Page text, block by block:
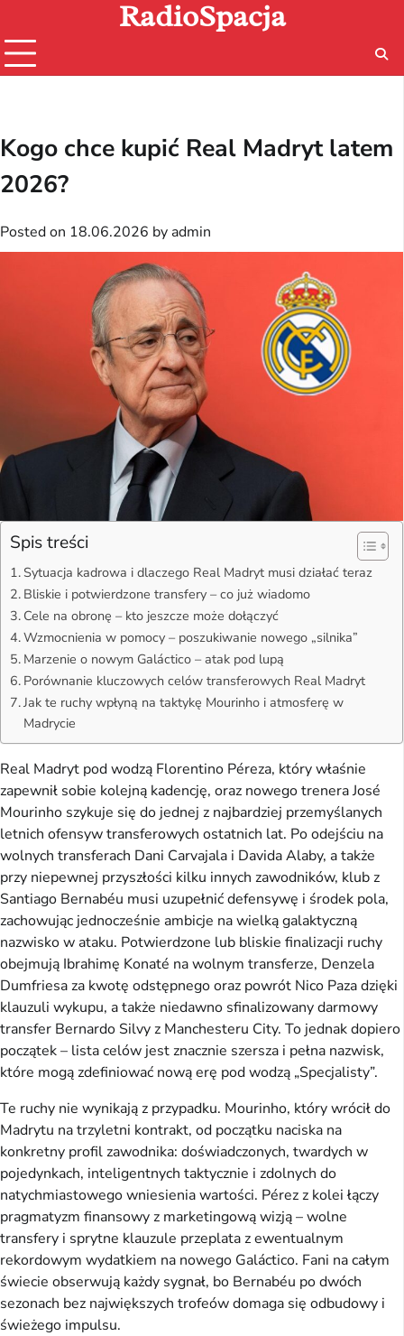
content
RadioSpacja
Kogo chce kupić Real Madryt latem
2026?
Posted on 18.06.2026 by admin
Spis treści
Sytuacja kadrowa i dlaczego Real Madryt musi działać teraz
Bliskie i potwierdzone transfery – co już wiadomo
Cele na obronę – kto jeszcze może dołączyć
Wzmocnienia w pomocy – poszukiwanie nowego „silnika”
Marzenie o nowym Galáctico – atak pod lupą
Porównanie kluczowych celów transferowych Real Madryt
Jak te ruchy wpłyną na taktykę Mourinho i atmosferę w
Madrycie
Real Madryt pod wodzą Florentino Péreza, który właśnie
zapewnił sobie kolejną kadencję, oraz nowego trenera José
Mourinho szykuje się do jednej z najbardziej przemyślanych
letnich ofensyw transferowych ostatnich lat. Po odejściu na
wolnych transferach Dani Carvajala i Davida Alaby, a także
przy niepewnej przyszłości kilku innych zawodników, klub z
Santiago Bernabéu musi uzupełnić defensywę i środek pola,
zachowując jednocześnie ambicje na wielką galaktyczną
nazwisko w ataku. Potwierdzone lub bliskie finalizacji ruchy
obejmują Ibrahimę Konaté na wolnym transferze, Denzela
Dumfriesa za kwotę odstępnego oraz powrót Nico Paza dzięki
klauzuli wykupu, a także niedawno sfinalizowany darmowy
transfer Bernardo Silvy z Manchesteru City. To jednak dopiero
początek – lista celów jest znacznie szersza i pełna nazwisk,
które mogą zdefiniować nową erę pod wodzą „Specjalisty”.
Te ruchy nie wynikają z przypadku. Mourinho, który wrócił do
Madrytu na trzyletni kontrakt, od początku naciska na
konkretny profil zawodnika: doświadczonych, twardych w
pojedynkach, inteligentnych taktycznie i zdolnych do
natychmiastowego wniesienia wartości. Pérez z kolei łączy
pragmatyzm finansowy z marketingową wizją – wolne
transfery i sprytne klauzule przeplata z ewentualnym
rekordowym wydatkiem na nowego Galáctico. Fani na całym
świecie obserwują każdy sygnał, bo Bernabéu po dwóch
sezonach bez największych trofeów domaga się odbudowy i
świeżego impulsu.